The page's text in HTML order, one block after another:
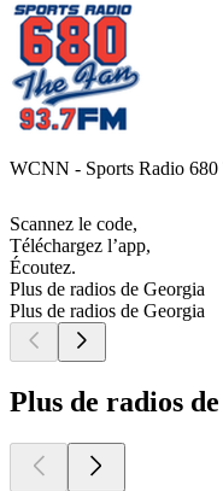
WCNN - Sports Radio 680
Scannez le code,
Téléchargez l’app,
Écoutez.
Plus de radios de Georgia
Plus de radios de Georgia
Plus de radios